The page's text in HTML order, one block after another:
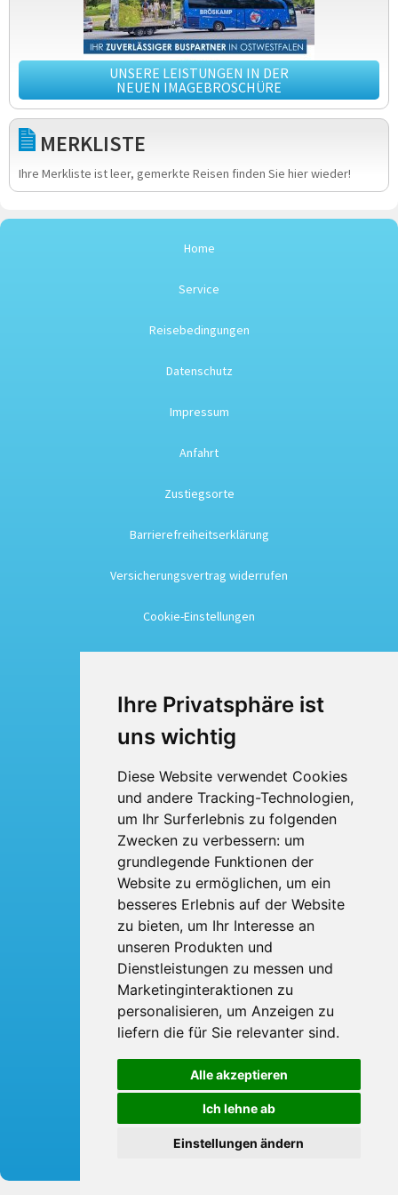
Ihre Privatsphäre ist
uns wichtig
Diese Website verwendet Cookies
und andere Tracking-Technologien,
um Ihr Surferlebnis zu folgenden
Zwecken zu verbessern: um
grundlegende Funktionen der
Website zu ermöglichen, um ein
besseres Erlebnis auf der Website
zu bieten, um Ihr Interesse an
unseren Produkten und
Dienstleistungen zu messen und
Marketinginteraktionen zu
personalisieren, um Anzeigen zu
liefern die für Sie relevanter sind.
Alle akzeptieren
Ich lehne ab
Einstellungen ändern
UNSERE LEISTUNGEN IN DER
NEUEN IMAGEBROSCHÜRE
MERKLISTE
Ihre Merkliste ist leer, gemerkte Reisen finden Sie hier wieder!
Home
Service
Reisebedingungen
Datenschutz
Impressum
Anfahrt
Zustiegsorte
Barrierefreiheitserklärung
Versicherungsvertrag widerrufen
Cookie-Einstellungen
Busmiete
Über uns
Kontakt
BTI Bröskamp-Touristik International
Heinrich Bröskamp e. K.
Berliner Ring 53
33428 Harsewinkel
Telefon: 05247 - 9231-0
Fax: 05247 - 9231-31
E-Mail:
info broeskamp-online.de
© 2026 Bröskamp Touristik International